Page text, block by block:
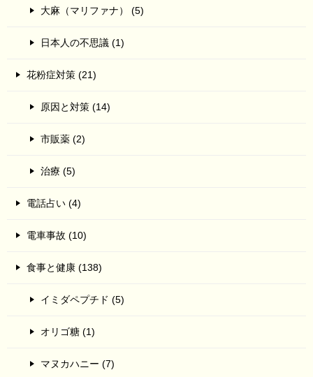
大麻（マリファナ） (5)
日本人の不思議 (1)
花粉症対策 (21)
原因と対策 (14)
市販薬 (2)
治療 (5)
電話占い (4)
電車事故 (10)
食事と健康 (138)
イミダペプチド (5)
オリゴ糖 (1)
マヌカハニー (7)